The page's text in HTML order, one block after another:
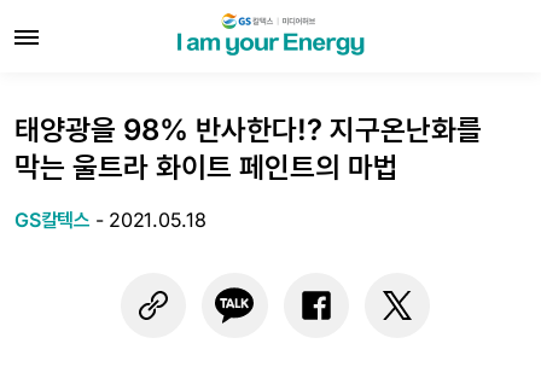
태양광을 98% 반사한다!? 지구온난화를
막는 울트라 화이트 페인트의 마법
GS칼텍스 - 2021.05.18